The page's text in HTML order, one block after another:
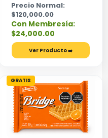
Precio Normal:
$120,000.00
Con Membresía:
$24,000.00
Ver Producto ➡️
GRATIS